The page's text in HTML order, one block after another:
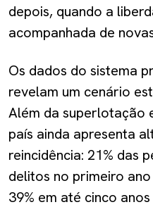
depois, quando a
acompanhada de
Os dados do sistema
revelam um cenário
Além da superlotação
país ainda apresenta
reincidência: 21% das
delitos no primeiro
39% em até cinco anos